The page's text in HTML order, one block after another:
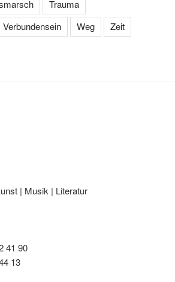
Trauma
Verbundensein Weg Zeit
| Musik | Literatur
41 90
13